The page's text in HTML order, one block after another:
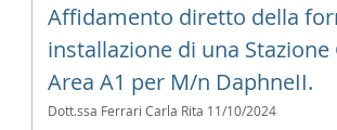
Affidamento diretto della
installazione di una Stazione
Area A1 per M/n DaphneII.
Dott.ssa Ferrari Carla Rita 11/10/2024